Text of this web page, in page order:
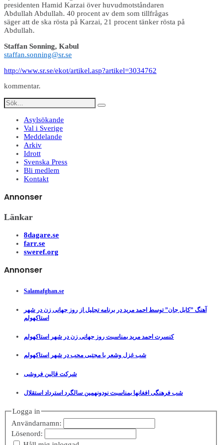
presidenten Hamid Karzai över huvudmotståndaren
Abdullah Abdullah. 40 procent av dem som tillfrågas
säger att de ska rösta på Karzai, 21 procent tänker rösta på
Abdullah.
Staffan Sonning, Kabul
staffan.sonning@sr.se
http://www.sr.se/ekot/artikel.asp?artikel=3034762
kommentar.
Asylsökande
Val i Sverige
Meddelande
Arkiv
Idrott
Svenska Press
Bli medlem
Kontakt
Annonser
Länkar
8dagare.se
farr.se
sweref.org
Annonser
Salamafghan.se
آهنگ ”کابل جان” توسط احمد مرید در برنامه تجلیل از روز جهانی زن در شهر
استاکهولم
کنسرت احمد مرید بمناسبت روز جهانی زن در شهر استاکهولم
شب غزل وشعر با مجتبی محب در شهر استاکهولم
شرکت قالین فروشی
شب فرهنگی افغانها بمناسبت نودونهمین سالگرد استرداد استقلال
Logga in
Användarnamn:
Lösenord: